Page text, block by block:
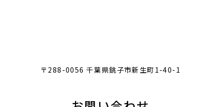
〒288-0056 千葉県銚子市新生町1-40-1